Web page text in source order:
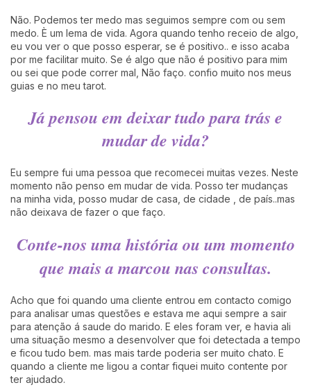
Não. Podemos ter medo mas seguimos sempre com ou sem
medo. È um lema de vida. Agora quando tenho receio de algo,
eu vou ver o que posso esperar, se é positivo.. e isso acaba
por me facilitar muito. Se é algo que não é positivo para mim
ou sei que pode correr mal, Não faço. confio muito nos meus
guias e no meu tarot.
Já pensou em deixar tudo para trás e
mudar de vida?
Eu sempre fui uma pessoa que recomecei muitas vezes. Neste
momento não penso em mudar de vida. Posso ter mudanças
na minha vida, posso mudar de casa, de cidade , de país..mas
não deixava de fazer o que faço.
Conte-nos uma história ou um momento
que mais a marcou nas consultas.
Acho que foi quando uma cliente entrou em contacto comigo
para analisar umas questões e estava me aqui sempre a sair
para atenção á saude do marido. E eles foram ver, e havia ali
uma situação mesmo a desenvolver que foi detectada a tempo
e ficou tudo bem. mas mais tarde poderia ser muito chato. E
quando a cliente me ligou a contar fiquei muito contente por
ter ajudado.